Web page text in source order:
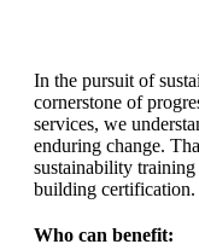
In the pursuit of
cornerstone of
services, we
enduring change.
sustainability
building certification.
Who can benefit: